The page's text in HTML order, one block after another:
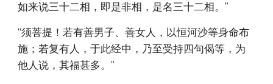
如来说三十二相，即是非相，是名三十二相。”
“须菩提！若有善男子、善女人，以恒河沙等身命布
施；若复有人，于此经中，乃至受持四句偈等，为
他人说，其福甚多。”